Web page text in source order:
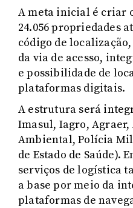
A meta inicial é criar
24.056 propriedades
código de
da via de acesso,
e possibilidade de
plataformas digitais.
A estrutura será
Imasul, Iagro,
Ambiental, Polícia
de Estado de Saúde).
serviços de logística
a base por meio da
plataformas de